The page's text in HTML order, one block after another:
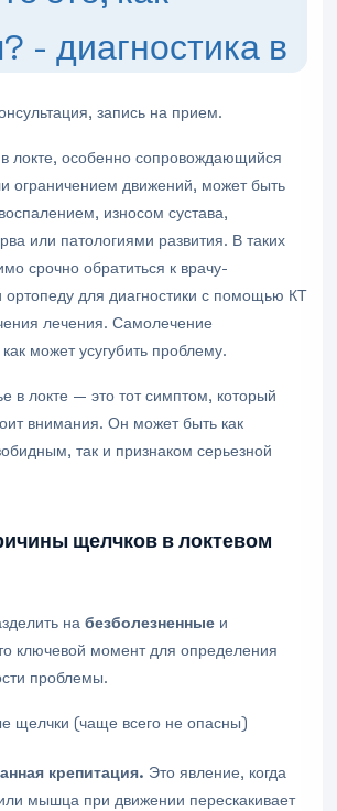
запись на прием.
локте, особенно сопровождающийся
ограничением движений, может быть
износом сустава,
или патологиями развития. В таких
срочно обратиться к врачу-
ортопеду для диагностики с помощью КТ
лечения. Самолечение
может усугубить проблему.
в локте — это тот симптом, который
внимания. Он может быть как
так и признаком серьезной
щелчков в локтевом
на безболезненные и
ключевой момент для определения
проблемы.
щелчки (чаще всего не опасны)
крепитация. Это явление, когда
мышца при движении перескакивает